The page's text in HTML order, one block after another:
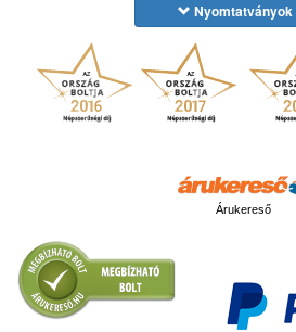
Nyomtatványok
Árukereső